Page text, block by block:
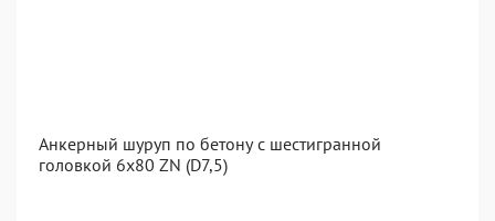
Анкерный шуруп по бетону с шестигранной
головкой 6x80 ZN (D7,5)